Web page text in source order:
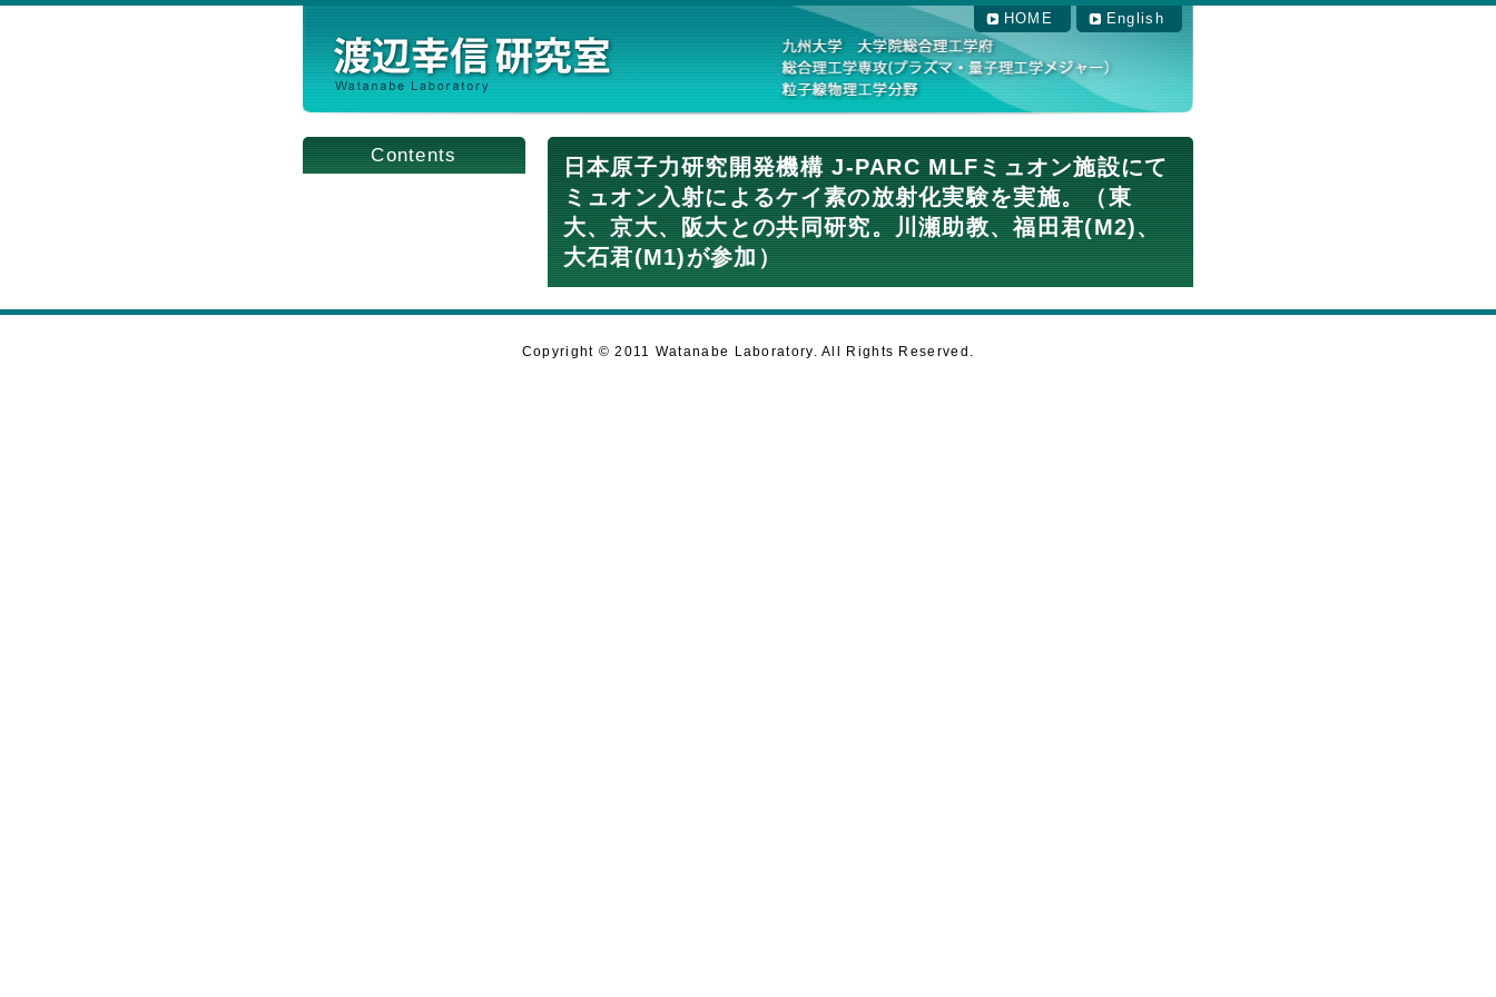
HOME English
Contents
日本原子力研究開発機構 J-PARC MLFミュオン施設にて
ミュオン入射によるケイ素の放射化実験を実施。（東
大、京大、阪大との共同研究。川瀬助教、福田君(M2)、
大石君(M1)が参加）
Copyright © 2011 Watanabe Laboratory. All Rights Reserved.